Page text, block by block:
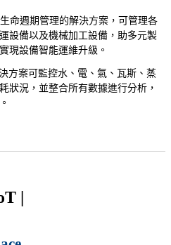
命週期管理的解決方案，可管理各
設備以及機械加工設備，助多元製
現設備智能運維升級。
方案可監控水、電、氣、瓦斯、蒸
狀況，並整合所有數據進行分析，
|